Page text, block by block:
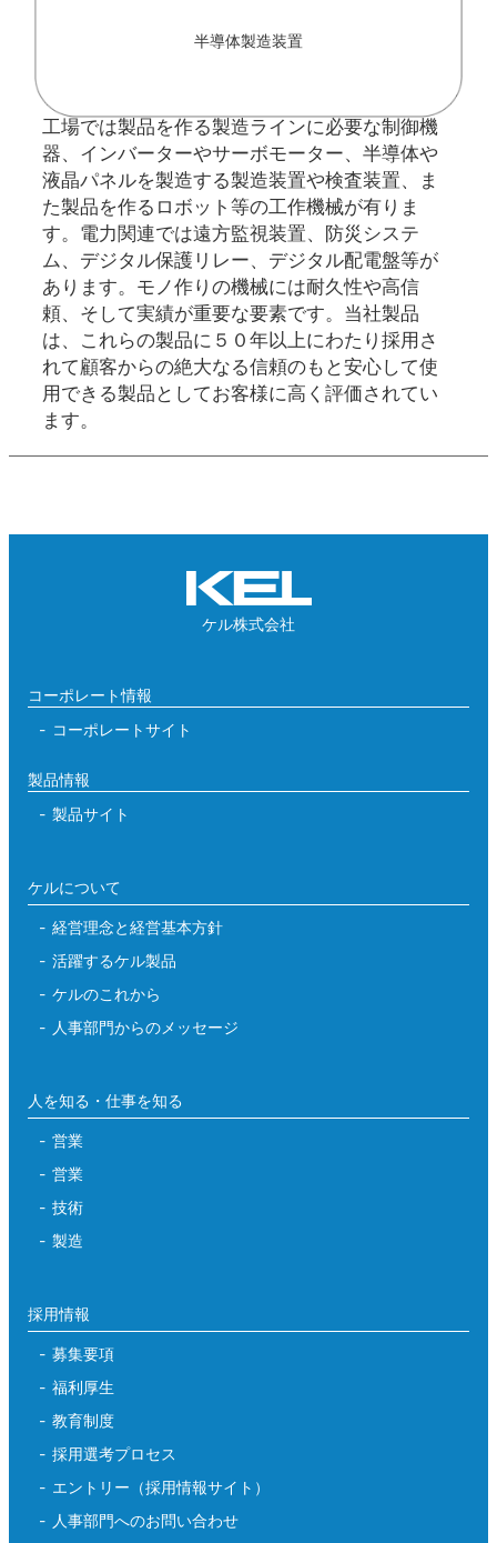
半導体製造装置
工場では製品を作る製造ラインに必要な制御機
器、インバーターやサーボモーター、半導体や
液晶パネルを製造する製造装置や検査装置、ま
た製品を作るロボット等の工作機械が有りま
す。電力関連では遠方監視装置、防災システ
ム、デジタル保護リレー、デジタル配電盤等が
あります。モノ作りの機械には耐久性や高信
頼、そして実績が重要な要素です。当社製品
は、これらの製品に５０年以上にわたり採用さ
れて顧客からの絶大なる信頼のもと安心して使
用できる製品としてお客様に高く評価されてい
ます。
ケル株式会社
コーポレート情報
コーポレートサイト
製品情報
製品サイト
ケルについて
経営理念と経営基本方針
活躍するケル製品
ケルのこれから
人事部門からのメッセージ
人を知る・仕事を知る
営業
営業
技術
製造
採用情報
募集要項
福利厚生
教育制度
採用選考プロセス
エントリー（採用情報サイト）
人事部門へのお問い合わせ